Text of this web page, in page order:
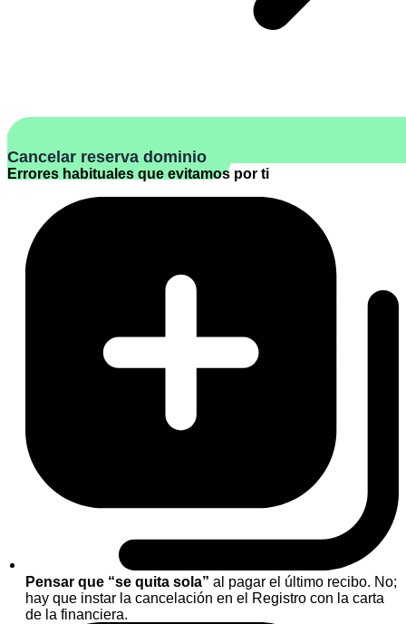
Cancelar reserva dominio
Errores habituales que evitamos por ti
Pensar que “se quita sola” al pagar el último recibo. No;
hay que instar la cancelación en el Registro con la carta
de la financiera.